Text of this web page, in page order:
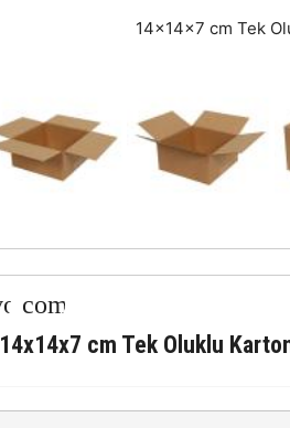
14x14x7 cm Tek
14x14x7 cm Tek Oluklu